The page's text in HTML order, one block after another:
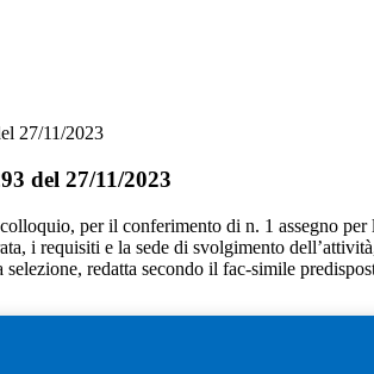
27/11/2023
del 27/11/2023
per il conferimento di n. 1 assegno
i requisiti e la sede di svolgimento
redatta secondo il fac-simile